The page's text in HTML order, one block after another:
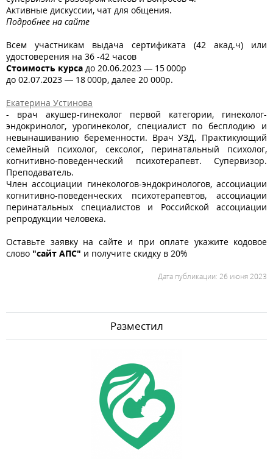
Активные дискуссии, чат для общения.
Подробнее на сайте
Всем участникам выдача сертификата (42 акад.ч) или
удостоверения на 36 -42 часов
Стоимость курса до 20.06.2023 — 15 000р
до 02.07.2023 — 18 000р, далее 20 000р.
Екатерина Устинова
- врач акушер-гинеколог первой категории, гинеколог-
эндокринолог, урогинеколог, специалист по бесплодию и
невынашиванию беременности. Врач УЗД. Практикующий
семейный психолог, сексолог, перинатальный психолог,
когнитивно-поведенческий психотерапевт. Супервизор.
Преподаватель.
Член ассоциации гинекологов-эндокринологов, ассоциации
когнитивно-поведенческих психотерапевтов, ассоциации
перинатальных специалистов и Российской ассоциации
репродукции человека.
Оставьте заявку на сайте и при оплате укажите кодовое
слово "сайт АПС" и получите скидку в 20%
Дата публикации: 26 июня 2023
Разместил